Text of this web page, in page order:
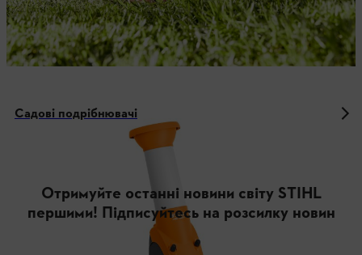
Садові подрібнювачі
Отримуйте останні новини світу STIHL
першими! Підписуйтесь на розсилку новин